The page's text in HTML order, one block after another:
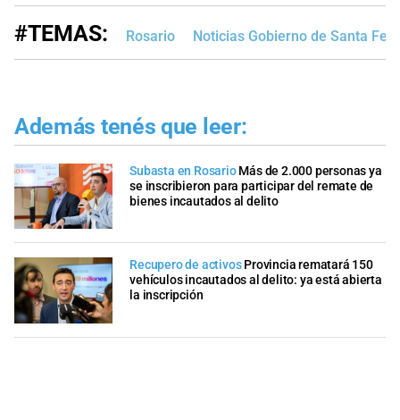
#TEMAS: Rosario Noticias Gobierno de Santa Fe
Además tenés que leer:
Subasta en Rosario Más de 2.000 personas ya
se inscribieron para participar del remate de
bienes incautados al delito
Recupero de activos Provincia rematará 150
vehículos incautados al delito: ya está abierta
la inscripción